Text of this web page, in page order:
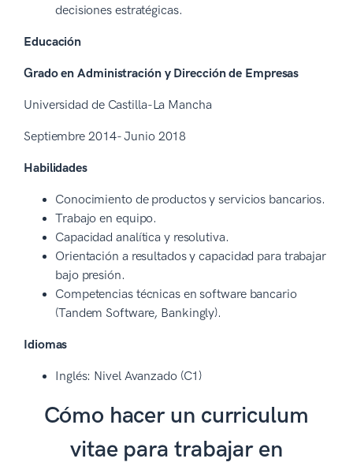
decisiones estratégicas.
Educación
Grado en Administración y Dirección de Empresas
Universidad de Castilla-La Mancha
Septiembre 2014- Junio 2018
Habilidades
Conocimiento de productos y servicios bancarios.
Trabajo en equipo.
Capacidad analítica y resolutiva.
Orientación a resultados y capacidad para trabajar
bajo presión.
Competencias técnicas en software bancario
(Tandem Software, Bankingly).
Idiomas
Inglés: Nivel Avanzado (C1)
Cómo hacer un curriculum
vitae para trabajar en